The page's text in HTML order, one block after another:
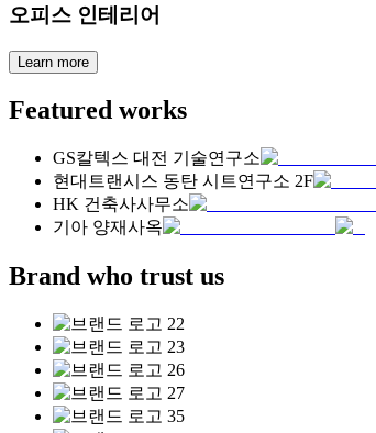
오피스 인테리어
Learn more
Featured works
GS칼텍스 대전 기술연구소
현대트랜시스 동탄 시트연구소 2F
HK 건축사사무소
기아 양재사옥
Brand who trust us